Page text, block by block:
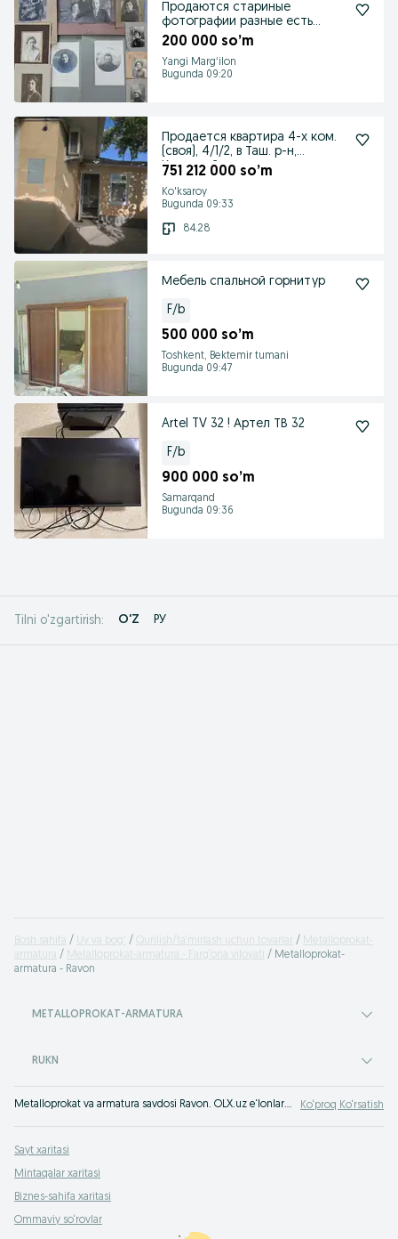
Продаются стариные
фотографии разные есть
много коллективных
200 000 so’m
Yangi Margʻilon
Bugunda 09:20
Продается квартира 4-х ком.
(своя), 4/1/2, в Таш. р-н,
Коксарай.
751 212 000 so’m
Ko'ksaroy
Bugunda 09:33
84.28
Мебель спальной горнитур
F/b
500 000 so’m
Toshkent, Bektemir tumani
Bugunda 09:47
Artel TV 32 ! Артел ТВ 32
F/b
900 000 so’m
Samarqand
Bugunda 09:36
Tilni o'zgartirish: O'Z РУ
Bosh sahifa Uy va bog' Qurilish/ta‘mirlash uchun tovarlar
Metalloprokat-
armatura
Metalloprokat-armatura - Farg‘ona viloyati
Metalloprokat-
armatura - Ravon
METALLOPROKAT-ARMATURA
RUKN
Metalloprokat va armatura savdosi Ravon. OLX.uz e‘lonlar taxtasida Ravon arzon narxlarda metalloprokat sotib olish mumkin - metall prokat uchun qulay narxlar OLXda (avvalgi Torg)! Ko‘proq Ko‘rsatish
Sayt xaritasi
Mintaqalar xaritasi
Biznes-sahifa xaritasi
Ommaviy so‘rovlar